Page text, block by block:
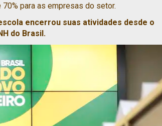
para as empresas do setor.
encerrou suas atividades desde o
do Brasil.